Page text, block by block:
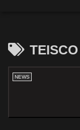
TEISCO
NEWS